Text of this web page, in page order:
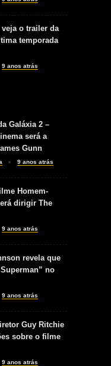
o trailer da
temporada
9 anos atrás
Galáxia 2 –
será a
Gunn
9 anos atrás
Homem-
dirigir The
9 anos atrás
revela que
no
9 anos atrás
Guy Ritchie
sobre o filme
9 anos atrás